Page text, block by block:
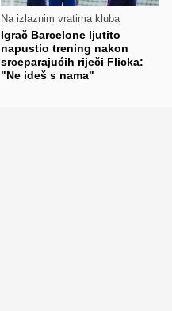
Na izlaznim vratima kluba
Igrač Barcelone ljutito
napustio trening nakon
srceparajućih riječi Flicka:
"Ne ideš s nama"